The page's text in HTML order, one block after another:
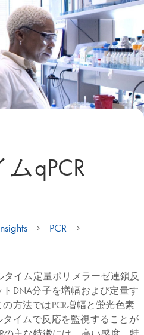
qPCR
PCR
タイム定量ポリメラーゼ連鎖反
DNA分子を増幅および定量す
方法ではPCR増幅と蛍光色素
イムで反応を監視することが